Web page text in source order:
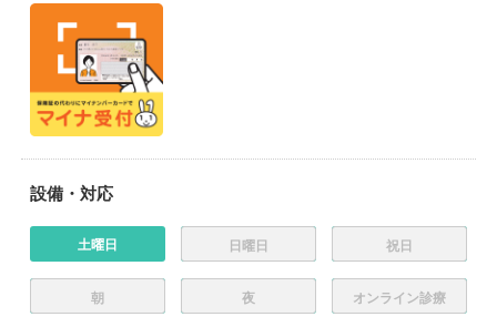
設備・対応
土曜日 日曜日 祝日
朝 夜 オンライン診療